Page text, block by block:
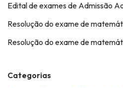
Edital de exames de Admissão
Resolução do exame de
Resolução do exame de
Categorias